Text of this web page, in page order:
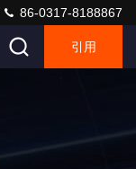
86-0317-8188867
引用